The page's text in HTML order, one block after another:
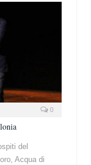
0
del
Acqua di